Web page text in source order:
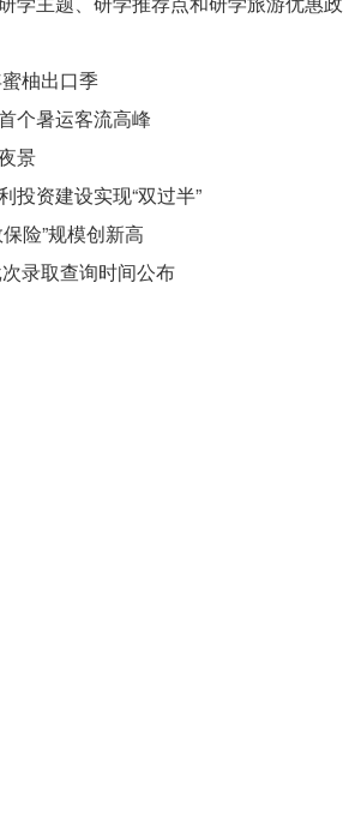
柚出口季
个暑运客流高峰
景
投资建设实现“双过半”
险”规模创新高
录取查询时间公布